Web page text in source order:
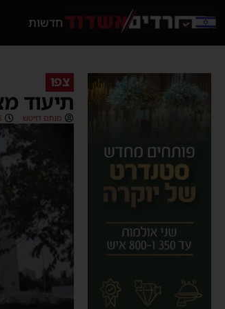
חדשות
צפו
תיעוד
מנחם דויטש